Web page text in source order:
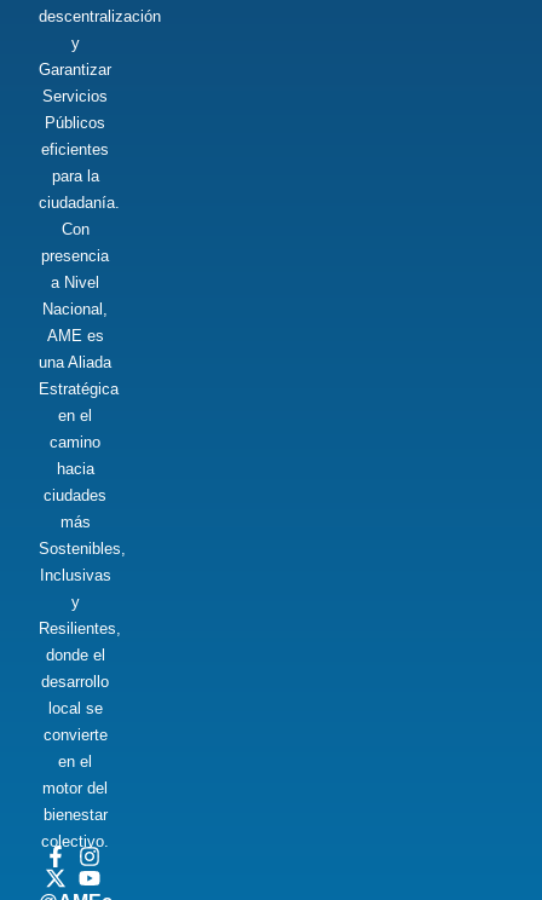
descentralización
y
Garantizar
Servicios
Públicos
eficientes
para la
ciudadanía.
Con
presencia
a Nivel
Nacional,
AME es
una Aliada
Estratégica
en el
camino
hacia
ciudades
más
Sostenibles,
Inclusivas
y
Resilientes,
donde el
desarrollo
local se
convierte
en el
motor del
bienestar
colectivo.